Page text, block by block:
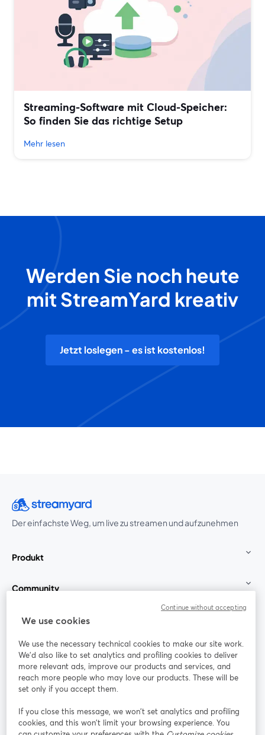
Streaming-Software mit Cloud-Speicher:
So finden Sie das richtige Setup
Mehr lesen
Werden Sie noch heute
mit StreamYard kreativ
Jetzt loslegen - es ist kostenlos!
Der einfachste Weg, um live zu streamen und aufzunehmen
Produkt
Community
StreamYard für
Mitmachen
Webinar Facebook
wird in einem neuen Tab geöffnet
X (Twitter)
wird in einem neuen Tab geöffnet
We use cookies
We use the necessary technical cookies to make our site work.
We'd also like to set analytics and profiling cookies to deliver
more relevant ads, improve our products and services, and
reach more people who may love our products. These will be
set only if you accept them.
If you close this message, we won’t set analytics and profiling
cookies, and this won’t limit your browsing experience. You
Continue without accepting